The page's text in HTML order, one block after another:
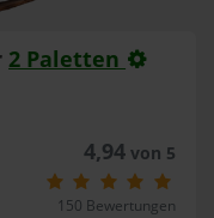
2 Paletten
4,94von 5
150 Bewertungen